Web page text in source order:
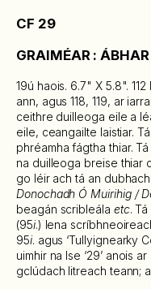
CF 29
GRAIMÉAR :
19ú haois. 6.7" X 5.8".
ann, agus 118, 119, ar
ceithre duilleoga eile a
eile, ceangailte laistiar.
phréamha fágtha thiar.
na duilleoga breise thiar
go léir ach tá an
Donochadh Ó Muirihig /
beagán scribleála etc. Tá
(95i.) lena
95i. agus ‘Tullyignearky
uimhir na Ise ‘29’ anois
gclúdach litreach teann; a